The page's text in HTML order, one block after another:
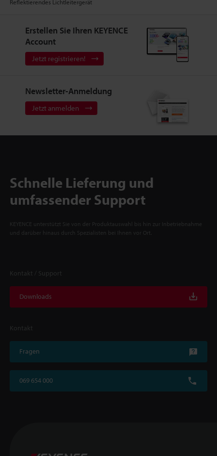
Reflektierendes Lichtleitergerät
Erstellen Sie Ihren KEYENCE
Account
Jetzt registrieren!
Newsletter-Anmeldung
Jetzt anmelden
Schnelle Lieferung und
umfassender Support
KEYENCE unterstützt Sie von der Produktauswahl bis hin zur Inbetriebnahme
und darüber hinaus durch Spezialisten bei Ihnen vor Ort.
Kontakt / Support
Downloads
Kontakt
Fragen
069 654 000